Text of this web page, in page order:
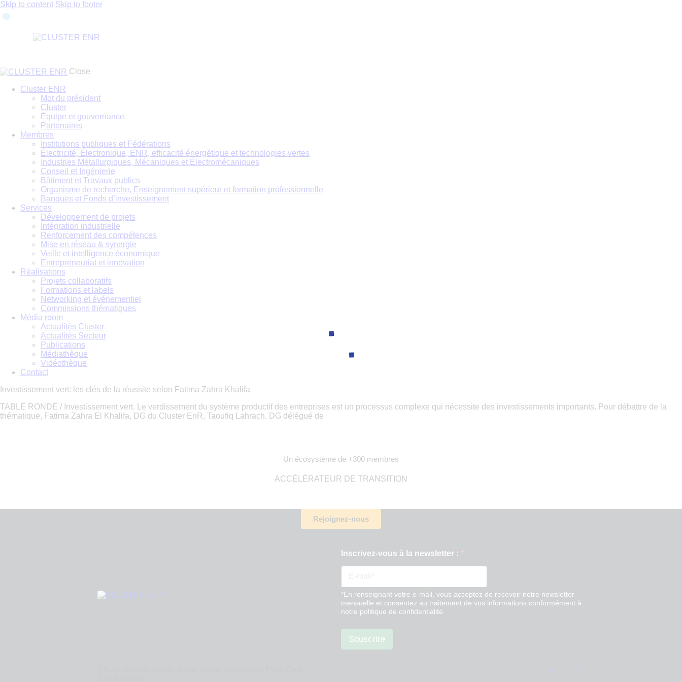
Skip to content Skip to footer
Close
Cluster ENR
Mot du président
Cluster
Équipe et gouvernance
Partenaires
Membres
Institutions publiques et Fédérations
Électricité, Électronique, ENR, efficacité énergétique et technologies vertes
Industries Métallurgiques, Mécaniques et Électromécaniques
Conseil et Ingénierie
Bâtiment et Travaux publics
Organisme de recherche, Enseignement supérieur et formation professionnelle
Banques et Fonds d’investissement
Services
Développement de projets
Intégration industrielle
Renforcement des compétences
Mise en réseau & synergie
Veille et intelligence économique
Entrepreneuriat et innovation
Réalisations
Projets collaboratifs
Formations et labels
Networking et événementiel
Commissions thématiques
Média room
Actualités Cluster
Actualités Secteur
Publications
Médiathèque
Vidéothèque
Contact
Investissement vert: les clés de la réussite selon Fatima Zahra Khalifa
TABLE RONDE / Investissement vert. Le verdissement du système productif des entreprises est un processus complexe qui nécessite des investissements importants. Pour débattre de la
thématique, Fatima Zahra El Khalifa, DG du Cluster EnR, Taoufiq Lahrach, DG délégué de
Un écosystème de +300 membres
ACCÉLÉRATEUR DE TRANSITION
Rejoignez-nous
n
e
l
e
t
e
à
Inscrivez-vous à la newsletter : *
*En renseignant votre e-mail, vous acceptez de recevoir notre newsletter
mensuelle et consentez au traitement de vos informations conformément à
notre politique de confidentialité
Souscrire